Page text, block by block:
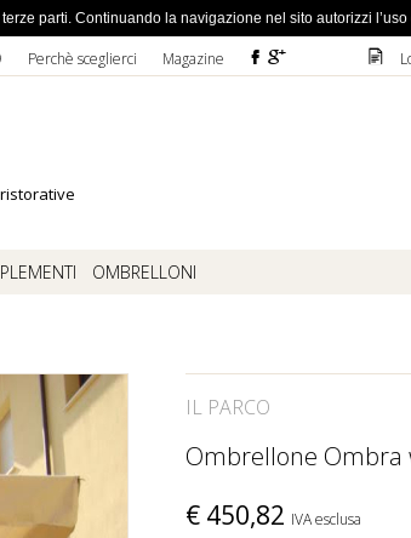
Perchè sceglierci Magazine F ì D
OMBRELLONI
IL PARCO
Ombrellone Ombra
€ 450,82 IVA esclusa
parti. Continuando la navigazione nel sito autorizzi